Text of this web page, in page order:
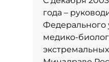
года –
Федерального
медико-